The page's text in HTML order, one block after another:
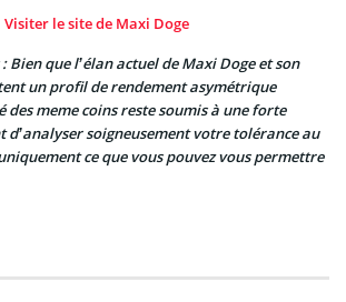
Visiter le site de Maxi Doge
Bien que l’élan actuel de Maxi Doge et son
un profil de rendement asymétrique
des meme coins reste soumis à une forte
soigneusement votre tolérance au
ce que vous pouvez vous permettre